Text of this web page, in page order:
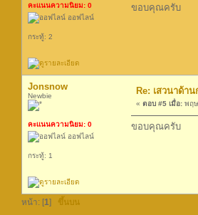
คะแนนความนิยม: 0
ออฟไลน์
กระทู้: 2
ขอบคุณครับ
Jonsnow
Newbie
คะแนนความนิยม: 0
ออฟไลน์
กระทู้: 1
Re: เสวนาด้า
« ตอบ #5 เมื่อ: พฤ
ขอบคุณครับ
หน้า: [1] ขึ้นบน